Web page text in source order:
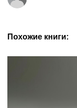
Похожие книги: